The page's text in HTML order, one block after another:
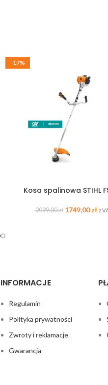
-17%
Kosa spalinowa STIHL
2099,00zł 1749,00zł z
INFORMACJE
Regulamin
Polityka prywatności
Zwroty i reklamacje
Gwarancja